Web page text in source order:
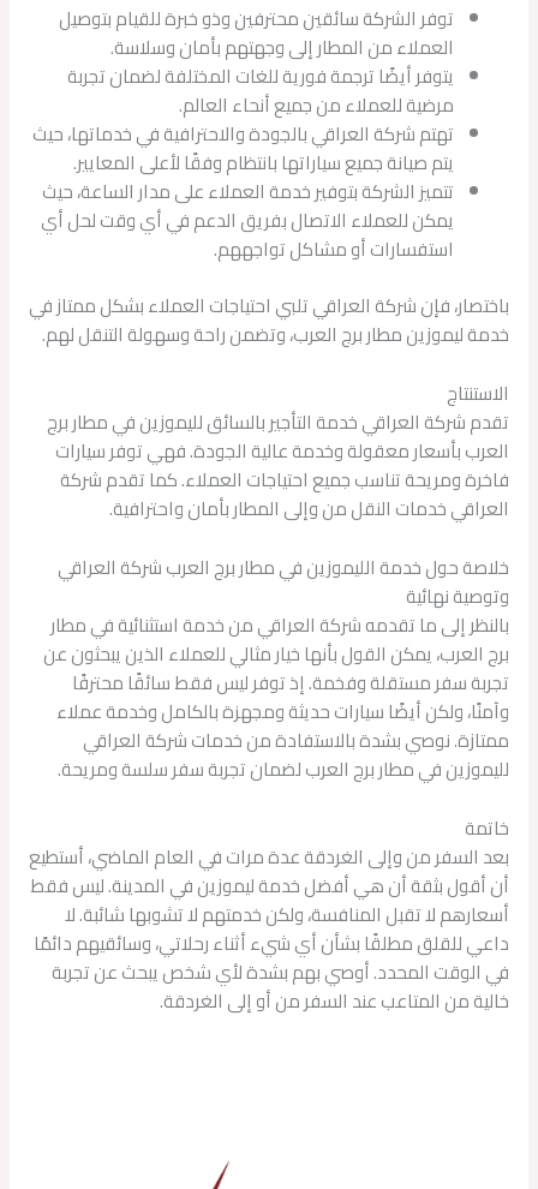
توفر الشركة سائقين محترفين وذو خبرة للقيام بتوصيل
العملاء من المطار إلى وجهتهم بأمان وسلاسة.
يتوفر أيضًا ترجمة فورية للغات المختلفة لضمان تجربة
مرضية للعملاء من جميع أنحاء العالم.
تهتم شركة العراقي بالجودة والاحترافية في خدماتها، حيث
يتم صيانة جميع سياراتها بانتظام وفقًا لأعلى المعايير.
تتميز الشركة بتوفير خدمة العملاء على مدار الساعة، حيث
يمكن للعملاء الاتصال بفريق الدعم في أي وقت لحل أي
استفسارات أو مشاكل تواجههم.
باختصار، فإن شركة العراقي تلبي احتياجات العملاء بشكل ممتاز في
خدمة ليموزين مطار برج العرب، وتضمن راحة وسهولة التنقل لهم.
الاستنتاج
تقدم شركة العراقي خدمة التأجير بالسائق لليموزين في مطار برج
العرب بأسعار معقولة وخدمة عالية الجودة. فهي توفر سيارات
فاخرة ومريحة تناسب جميع احتياجات العملاء. كما تقدم شركة
العراقي خدمات النقل من وإلى المطار بأمان واحترافية.
خلاصة حول خدمة الليموزين في مطار برج العرب شركة العراقي
وتوصية نهائية
بالنظر إلى ما تقدمه شركة العراقي من خدمة استثنائية في مطار
برج العرب، يمكن القول بأنها خيار مثالي للعملاء الذين يبحثون عن
تجربة سفر مستقلة وفخمة. إذ توفر ليس فقط سائقًا محترفًا
وآمنًا، ولكن أيضًا سيارات حديثة ومجهزة بالكامل وخدمة عملاء
ممتازة. نوصي بشدة بالاستفادة من خدمات شركة العراقي
لليموزين في مطار برج العرب لضمان تجربة سفر سلسة ومريحة.
خاتمة
بعد السفر من وإلى الغردقة عدة مرات في العام الماضي، أستطيع
أن أقول بثقة أن هي أفضل خدمة ليموزين في المدينة. ليس فقط
أسعارهم لا تقبل المنافسة، ولكن خدمتهم لا تشوبها شائبة. لا
داعي للقلق مطلقًا بشأن أي شيء أثناء رحلاتي، وسائقيهم دائمًا
في الوقت المحدد. أوصي بهم بشدة لأي شخص يبحث عن تجربة
خالية من المتاعب عند السفر من أو إلى الغردقة.